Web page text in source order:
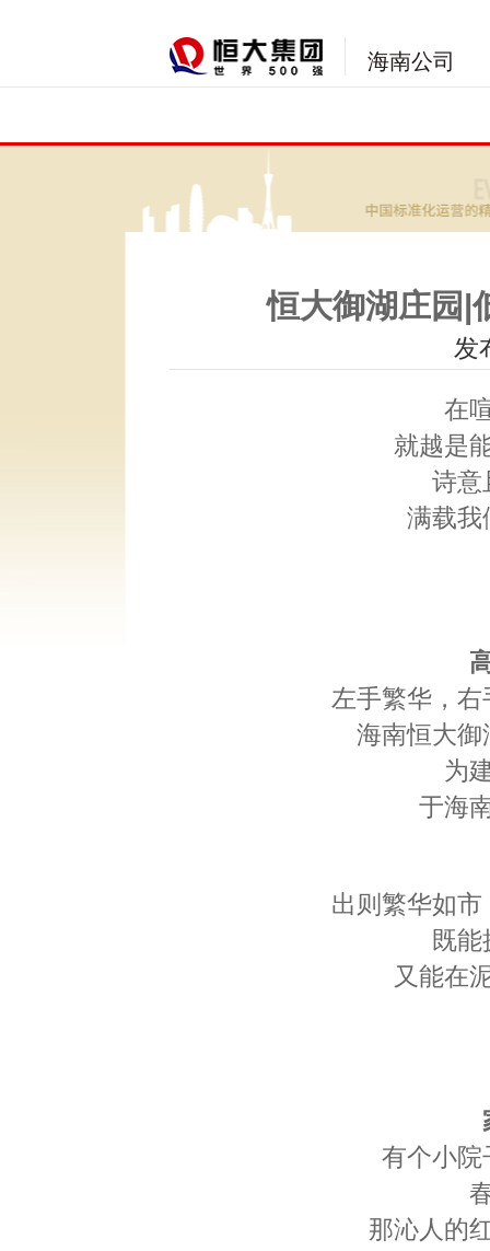
海南公司
恒大御湖庄园|
发
在
就越是
诗意
满载我
左手繁华，
海南恒大御
为
于海
出则繁华如
既
又能在
有个小院
那沁人的